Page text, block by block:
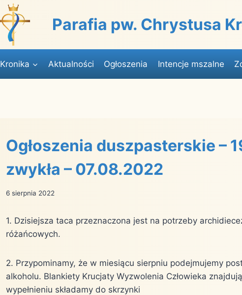
Parafia pw. Chrystusa
Kronika Aktualności Ogłoszenia Intencje mszalne
Ogłoszenia duszpasterskie –
zwykła – 07.08.2022
6 sierpnia 2022
1. Dzisiejsza taca przeznaczona jest na potrzeby
różańcowych.
2. Przypominamy, że w miesiącu sierpniu podejmujemy
alkoholu. Blankiety Krucjaty Wyzwolenia Człowieka
wypełnieniu składamy do skrzynki